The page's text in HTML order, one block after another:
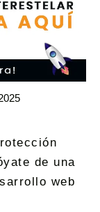
de una
web